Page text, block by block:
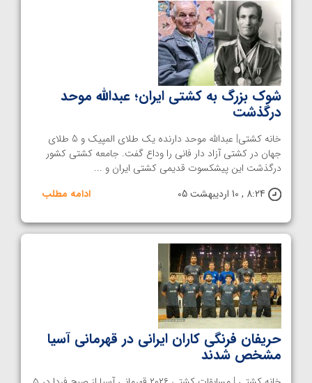
شوک بزرگ به کشتی ایران؛ عبدالله موحد
درگذشت
خانه کشتی| عبدالله موحد دارنده یک طلای المپیک و 5 طلای
جهان در کشتی آزاد دار فانی را وداع گفت. جامعه کشتی کشور
درگذشت این پیشکسوت قدیمی کشتی ایران و ...
8:24 , 10 اردیبهشت 05
ادامه مطلب
حریفان فرنگی کاران ایرانی در قهرمانی آسیا
مشخص شدند